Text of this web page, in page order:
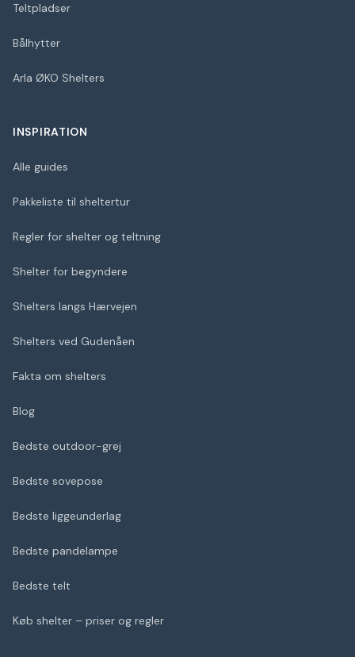
Teltpladser
Bålhytter
Arla ØKO Shelters
INSPIRATION
Alle guides
Pakkeliste til sheltertur
Regler for shelter og teltning
Shelter for begyndere
Shelters langs Hærvejen
Shelters ved Gudenåen
Fakta om shelters
Blog
Bedste outdoor-grej
Bedste sovepose
Bedste liggeunderlag
Bedste pandelampe
Bedste telt
Køb shelter – priser og regler